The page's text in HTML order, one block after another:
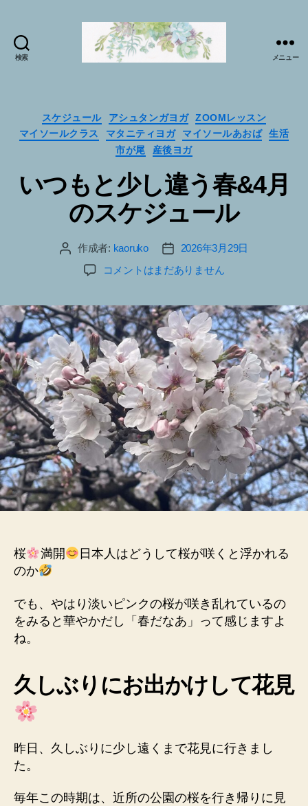
検索
ー
ル
プ
ラ
テ
ィ
ス
sabai♪
か
の
日
記
_
メニュー
カ
テ
ゴ
リ
スケジュール アシュタンガヨガ
ZOOMレッスン
マイソールクラス
マタニティヨガ マイソールあおば
生活
市が尾
産後ヨガ
いつもと少し違う春&4月
のスケジュール
投 作成者: kaoruko
投
稿
2026年3月29日
い
と
少
し
違
う
春
&4
月
の
ス
ケ
ジ
ュ
ー
の
コメントはまだありません
桜 満開
日本人はどうして桜が咲くと浮かれる
のか
でも、やはり淡いピンクの桜が咲き乱れているの
をみると華やかだし「春だなあ」って感じますよ
ね。
久しぶりにお出かけして花見
昨日、久しぶりに少し遠くまで花見に行きまし
た。
毎年この時期は、近所の公園の桜を行き帰りに見